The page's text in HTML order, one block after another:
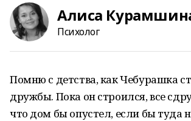
Алиса
Психолог
Помню с детства, как Чебурашка
дружбы. Пока он строился, все
что дом бы опустел, если бы туда